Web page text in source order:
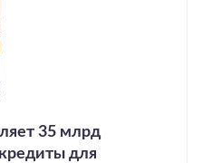
35 млрд
для